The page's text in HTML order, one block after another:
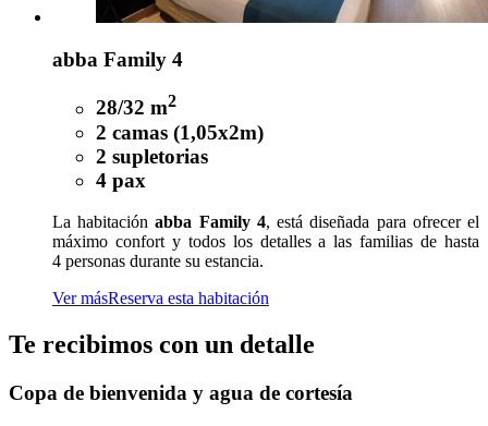
abba Family 4
28/32 m2
2 camas (1,05x2m)
2 supletorias
4 pax
La habitaciónabba Family 4, está diseñada para ofrecer el
máximo confort y todos los detalles a las familias de hasta
4 personas durante su estancia.
Ver másReserva esta habitación
Te recibimos con un detalle
Copa de bienvenida y agua de cortesía